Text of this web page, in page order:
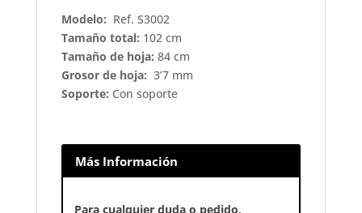
Modelo: Ref. S3002
Tamaño total: 102 cm
Tamaño de hoja: 84 cm
Grosor de hoja: 3’7 mm
Soporte: Con soporte
Más Información
Para cualquier duda o pedido,